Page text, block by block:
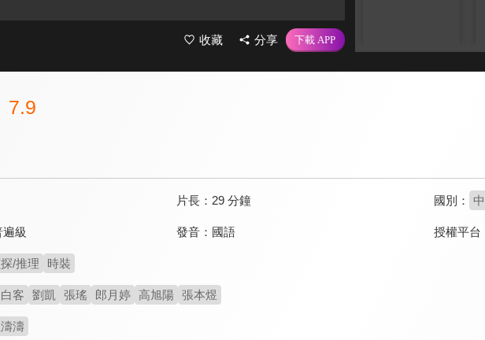
收藏 分享
7.9
片長： 29 分鐘 國別：
遍級 發音： 國語 授權平台
/推理 時裝
白客 劉凱 張瑤 郎月婷 高旭陽 張本煜
濤